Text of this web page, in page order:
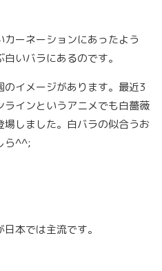
ーネーションにあったよう
いバラにあるのです。
イメージがあります。最近3
インというアニメでも白薔薇
しました。白バラの似合うお
ら^^;
日本では主流です。